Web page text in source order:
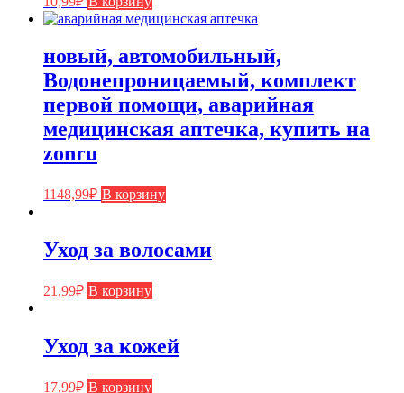
новый, автомобильный,
Водонепроницаемый, комплект
первой помощи, аварийная
медицинская аптечка, купить на
zonru
1148,99₽ В корзину
Уход за волосами
21,99₽ В корзину
Уход за кожей
17,99₽ В корзину